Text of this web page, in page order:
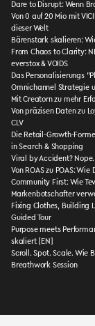
Dare to Disrupt: Wenn
Von 0 auf 20 Mio mit
dieser Welt
Bärenstark skalieren:
From Chaos to Clarity:
everstox & VOIDS
Das Personalisierungs
Omnichannel Strategie
Mit Creatorn zu mehr
Von präzisen Daten zu
CLV
Die Retail-Growth-
in Search & Shopping
Viral by Accident?
Von ROAS zu POAS:
Community First: Wie
Markenbotschafter
Fixing Clothes, Building
Guided Tour
Purpose meets
skaliert [EN]
Scroll. Spot. Scale. Wie
Breathwork Session